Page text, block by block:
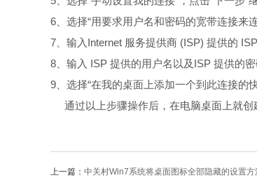
6、选择“用要求用户名和密码的宽带连接来
7、输入Internet 服务提供商 (ISP) 提供的 ISP
8、输入 ISP 提供的用户名以及ISP 提供的密
9、选择“在我的桌面上添加一个到此连接的快
通过以上步骤操作后，在电脑桌面上就创
上一篇： 中关村Win7系统将桌面图标全部隐藏的设置方